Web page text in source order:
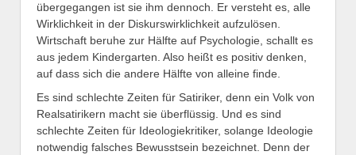
übergegangen ist sie ihm dennoch. Er versteht es, alle
Wirklichkeit in der Diskurswirklichkeit aufzulösen.
Wirtschaft beruhe zur Hälfte auf Psychologie, schallt es
aus jedem Kindergarten. Also heißt es positiv denken,
auf dass sich die andere Hälfte von alleine finde.
Es sind schlechte Zeiten für Satiriker, denn ein Volk von
Realsatirikern macht sie überflüssig. Und es sind
schlechte Zeiten für Ideologiekritiker, solange Ideologie
notwendig falsches Bewusstsein bezeichnet. Denn der